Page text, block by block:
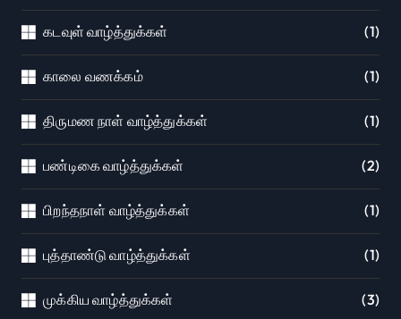
கடவுள் வாழ்த்துக்கள் (1)
காலை வணக்கம் (1)
திருமண நாள் வாழ்த்துக்கள் (1)
பண்டிகை வாழ்த்துக்கள் (2)
பிறந்தநாள் வாழ்த்துக்கள் (1)
புத்தாண்டு வாழ்த்துக்கள் (1)
முக்கிய வாழ்த்துக்கள் (3)